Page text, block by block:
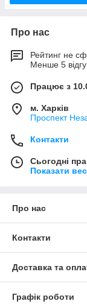
Про нас
Рейтинг не
Менше 5
Працює з
м. Харків
Проспект
Контакти
Сьогодні
Показати
Про нас
Контакти
Доставка та
Графік роботи